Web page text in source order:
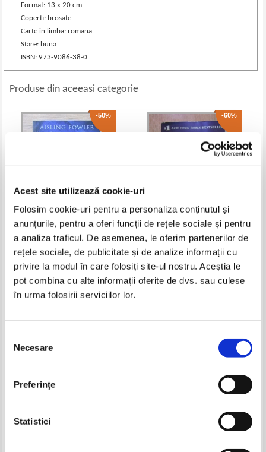
Acest site utilizează cookie-uri
Folosim cookie-uri pentru a personaliza conținutul și
anunțurile, pentru a oferi funcții de rețele sociale și pentru
a analiza traficul. De asemenea, le oferim partenerilor de
rețele sociale, de publicitate și de analize informații cu
privire la modul în care folosiți site-ul nostru. Aceștia le
pot combina cu alte informații oferite de dvs. sau culese
în urma folosirii serviciilor lor.
consimțământului
Necesare
Preferinţe
Statistici
Format: 13 x 20 cm
Coperti: brosate
Carte in limba: romana
Stare: buna
ISBN: 973-9086-38-0
Produse din aceeasi categorie
-50%
Aisling Fowler - Nascuta din foc
Pret: 34,00Lei 17,00 Lei
Adaugă în coș
-60%
John Grisham - The Chamber
Pret:30,00Lei 12,00 Lei
Adaugă în coș